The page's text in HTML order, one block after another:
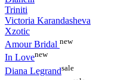
Triniti
Victoria Karandasheva
Xzotic
Amour Bridal new
In Lovenew
Diana Legrandsale